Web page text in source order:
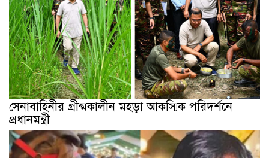
সেনাবাহিনীর গ্রীষ্মকালীন মহড়া আকস্মিক পরিদর্শনে
প্রধানমন্ত্রী